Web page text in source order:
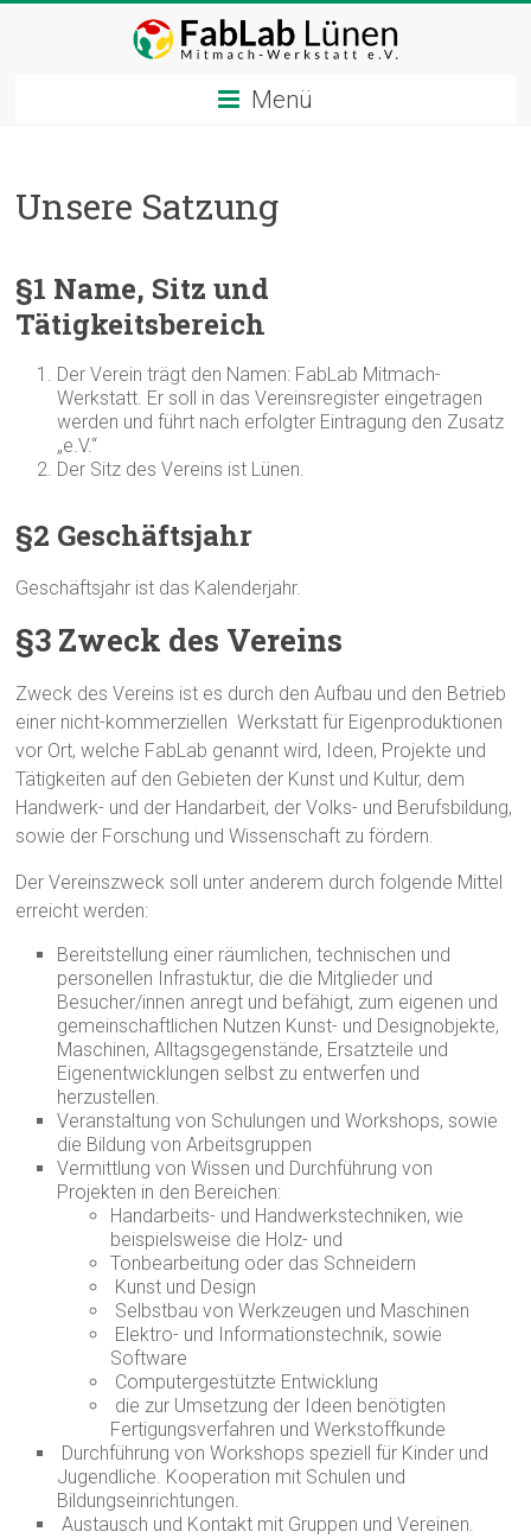
Menü
Unsere Satzung
§1 Name, Sitz und
Tätigkeitsbereich
Der Verein trägt den Namen: FabLab Mitmach-
Werkstatt. Er soll in das Vereinsregister eingetragen
werden und führt nach erfolgter Eintragung den Zusatz
„e.V.“
Der Sitz des Vereins ist Lünen.
§2 Geschäftsjahr
Geschäftsjahr ist das Kalenderjahr.
§3 Zweck des Vereins
Zweck des Vereins ist es durch den Aufbau und den Betrieb
einer nicht-kommerziellen Werkstatt für Eigenproduktionen
vor Ort, welche FabLab genannt wird, Ideen, Projekte und
Tätigkeiten auf den Gebieten der Kunst und Kultur, dem
Handwerk- und der Handarbeit, der Volks- und Berufsbildung,
sowie der Forschung und Wissenschaft zu fördern.
Der Vereinszweck soll unter anderem durch folgende Mittel
erreicht werden:
Bereitstellung einer räumlichen, technischen und
personellen Infrastuktur, die die Mitglieder und
Besucher/innen anregt und befähigt, zum eigenen und
gemeinschaftlichen Nutzen Kunst- und Designobjekte,
Maschinen, Alltagsgegenstände, Ersatzteile und
Eigenentwicklungen selbst zu entwerfen und
herzustellen.
Veranstaltung von Schulungen und Workshops, sowie
die Bildung von Arbeitsgruppen
Vermittlung von Wissen und Durchführung von
Projekten in den Bereichen:
Handarbeits- und Handwerkstechniken, wie
beispielsweise die Holz- und
Tonbearbeitung oder das Schneidern
Kunst und Design
Selbstbau von Werkzeugen und Maschinen
Elektro- und Informationstechnik, sowie
Software
Computergestützte Entwicklung
die zur Umsetzung der Ideen benötigten
Fertigungsverfahren und Werkstoffkunde
Durchführung von Workshops speziell für Kinder und
Jugendliche. Kooperation mit Schulen und
Bildungseinrichtungen.
Austausch und Kontakt mit Gruppen und Vereinen.